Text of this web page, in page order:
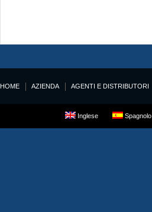
HOME AZIENDA AGENTI E DISTRIBUTORI
Inglese Spagnolo